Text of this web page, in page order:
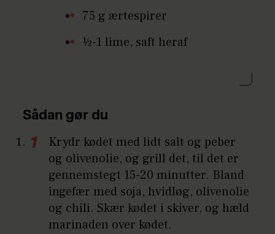
75 g ærtespirer
½-1 lime, saft heraf
Sådan gør du
Krydr kødet med lidt salt og peber
og olivenolie, og grill det, til det er
gennemstegt 15-20 minutter. Bland
ingefær med soja, hvidløg, olivenolie
og chili. Skær kødet i skiver, og hæld
marinaden over kødet.